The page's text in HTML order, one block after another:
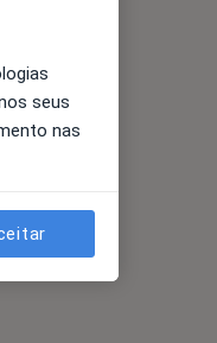
seus
nas